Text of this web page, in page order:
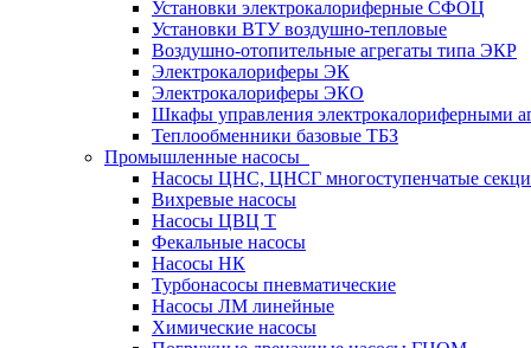
Установки электрокалориферные СФОЦ
Установки ВТУ воздушно-тепловые
Воздушно-отопительные агрегаты типа ЭКР
Электрокалориферы ЭК
Электрокалориферы ЭКО
Шкафы управления электрокалориферными
Теплообменники базовые ТБЗ
Промышленные насосы
Насосы ЦНС, ЦНСГ многоступенчатые
Вихревые насосы
Насосы ЦВЦ Т
Фекальные насосы
Насосы НК
Турбонасосы пневматические
Насосы ЛМ линейные
Химические насосы